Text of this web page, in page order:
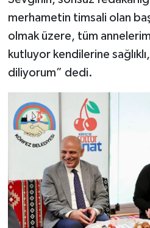
merhametin timsali olan
olmak üzere, tüm
kutluyor kendilerine
diliyorum” dedi.